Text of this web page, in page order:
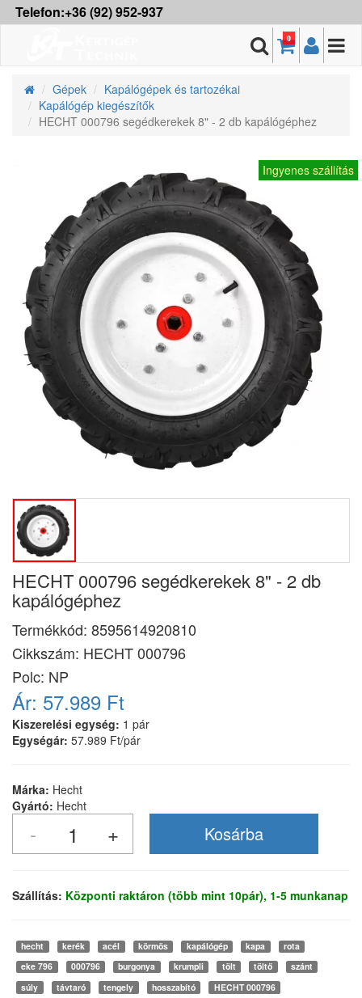
Telefon:+36 (92) 952-937
0
Gépek
Kapálógépek és tartozékai
Kapálógép kiegészítők
HECHT 000796 segédkerekek 8" - 2 db kapálógéphez
Ingyenes szállítás
HECHT 000796 segédkerekek 8" - 2 db
kapálógéphez
Termékkód: 8595614920810
Cikkszám: HECHT 000796
Polc: NP
Ár: 57.989 Ft
Kiszerelési egység: 1 pár
Egységár: 57.989 Ft/pár
Márka: Hecht
Gyártó: Hecht
Szállítás: Központi raktáron (több mint 10pár), 1-5 munkanap
hecht kerék acél körmös kapálógép kapa
rota
eke 796
000796 burgonya krumpli tölt töltő
szánt
súly
távtaró tengely hosszabító
HECHT 000796